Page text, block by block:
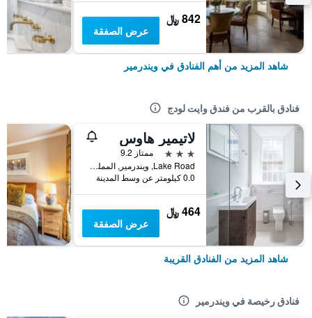
842 ﷼
عرض الصفقة
شاهد المزيد من أهم الفنادق في ويندرمير
فنادق بالقرب من فندق وايت لودج
لاتيمير هاوس
3 نجوم
ممتاز 9.2
Lake Road, ويندرمير, المملكة المتحدة
0.0 كيلومتر عن وسط المدينة
464 ﷼
عرض الصفقة
شاهد المزيد من الفنادق القريبة
فنادق رخيصة في ويندرمير